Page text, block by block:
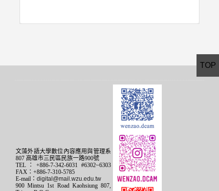
文藻外語大學數位內容應用與管理系
807 高雄市三民區民族一路900號
TEL：+886-7-342-6031 #6302~6303
FAX：+886-7-310-5785
E-mail： digital@mail.wzu.edu.tw
900 Mintsu 1st Road Kaohsiung 807,
TOP